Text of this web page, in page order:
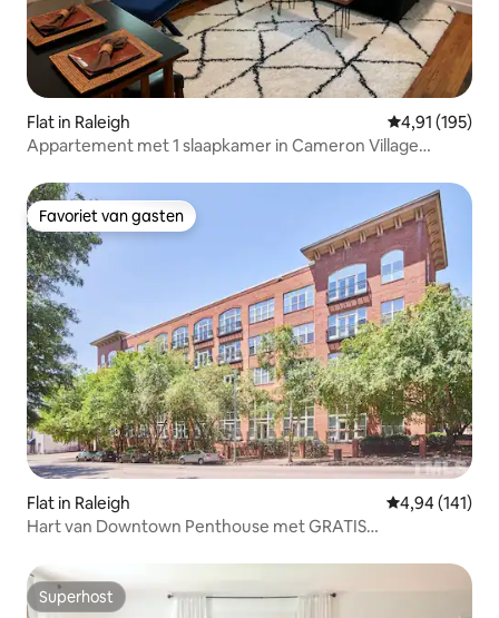
Flat in Raleigh Gemiddelde
4,91 (195)
Appartement met 1 slaapkamer in Cameron Village
Favoriet van gasten
Favoriet van gasten
Flat in Raleigh Gemiddelde
4,94 (141)
Hart van Downtown Penthouse met GRATIS
Superhost
Superhost